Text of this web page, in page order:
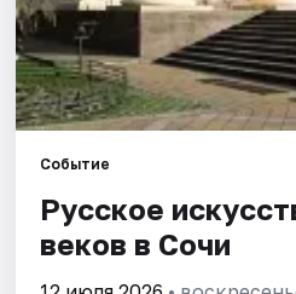
Событие
Русское
веков в Сочи